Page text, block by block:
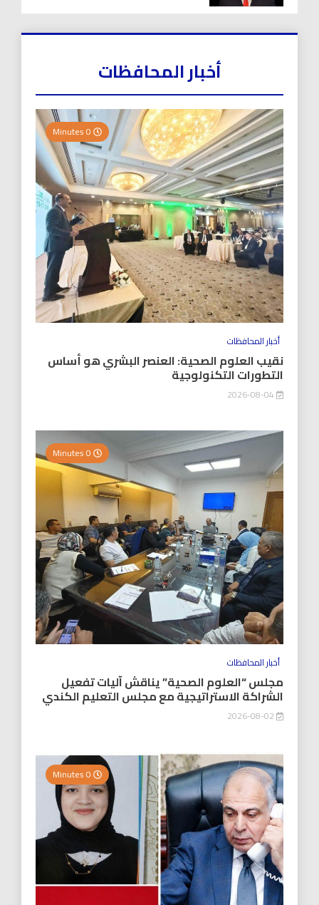
أخبار المحافظات
أخبار المحافظات
نقيب العلوم الصحية: العنصر البشري هو أساس
التطورات التكنولوجية
أخبار المحافظات
مجلس “العلوم الصحية” يناقش آليات تفعيل
الشراكة الاستراتيجية مع مجلس التعليم الكندي